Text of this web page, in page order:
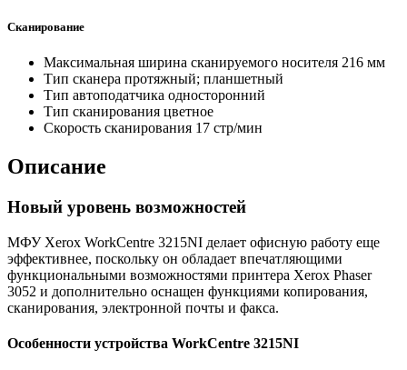
Сканирование
Максимальная ширина сканируемого носителя 216 мм
Тип сканера протяжный; планшетный
Тип автоподатчика односторонний
Тип сканирования цветное
Скорость сканирования 17 стр/мин
Описание
Новый уровень возможностей
МФУ Xerox WorkCentre 3215NI делает офисную работу еще
эффективнее, поскольку он обладает впечатляющими
функциональными возможностями принтера Xerox Phaser
3052 и дополнительно оснащен функциями копирования,
сканирования, электронной почты и факса.
Особенности устройства WorkCentre 3215NI